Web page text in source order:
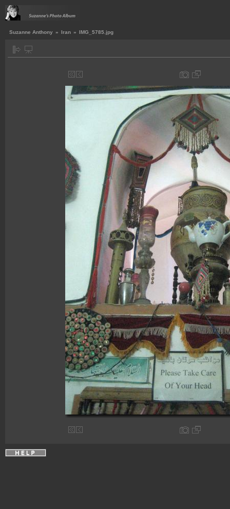
Suzanne Anthony » Iran » IMG_5785.jpg